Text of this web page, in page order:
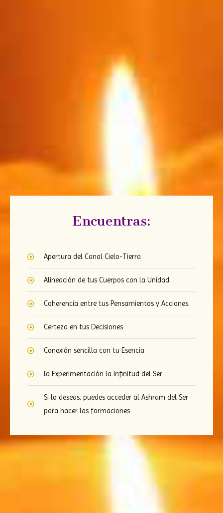
Encuentras:
Apertura del Canal Cielo-Tierra
Alineación de tus Cuerpos con la Unidad
Coherencia entre tus Pensamientos y Acciones.
Certeza en tus Decisiones
Conexión sencilla con tu Esencia
la Experimentación la Infinitud del Ser
Si lo deseas, puedes acceder al Ashram del Ser
para hacer las formaciones